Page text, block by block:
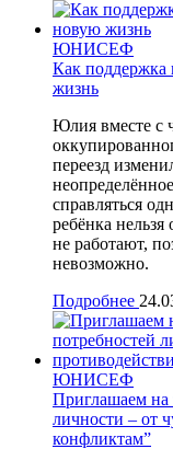
ЮНИСЕФ
Как поддержка
жизнь
Юлия вместе с
переезд
справляться
ребёнка нельзя
не работают,
невозможно.
Подробнее
ЮНИСЕФ
Приглашаем на
личности – от
конфликтам”